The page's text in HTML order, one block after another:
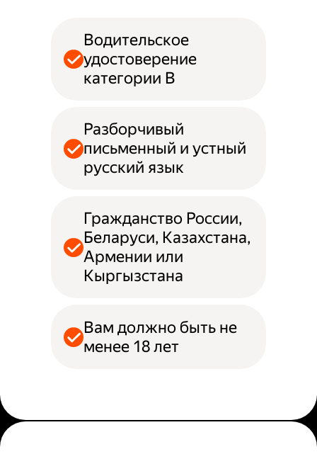
Водительское
удостоверение
категории B
Разборчивый
письменный и устный
русский язык
Гражданство России,
Беларуси, Казахстана,
Армении или
Кыргызстана
Вам должно быть не
менее 18 лет